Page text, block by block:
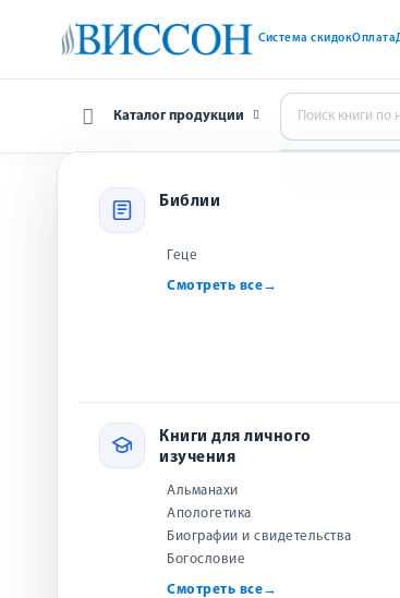
Система скидокОплата
Каталог продукции
Библии
Геце
Смотреть все→
Книги для личного
изучения
Альманахи
Апологетика
Биографии и свидетельства
Богословие
Смотреть все→